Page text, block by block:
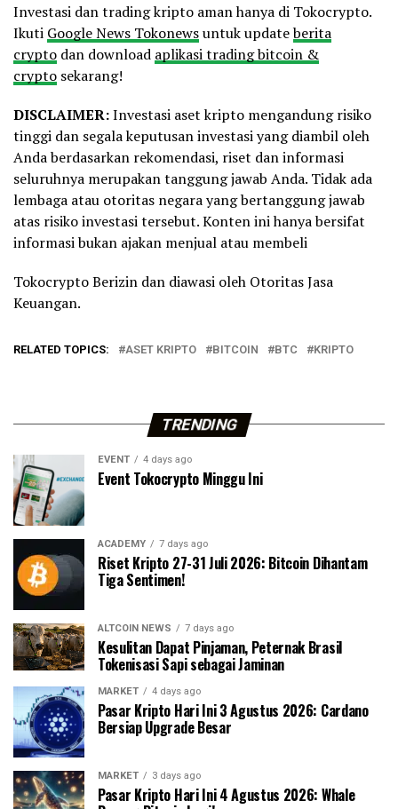
Investasi dan trading kripto aman hanya di Tokocrypto.
Ikuti Google News Tokonewsuntuk updateberita
crypto dan download aplikasi trading bitcoin &
crypto sekarang!
DISCLAIMER:Investasi aset kripto mengandung risiko
tinggi dan segala keputusan investasi yang diambil oleh
Anda berdasarkan rekomendasi, riset dan informasi
seluruhnya merupakan tanggung jawab Anda. Tidak ada
lembaga atau otoritas negara yang bertanggung jawab
atas risiko investasi tersebut. Konten ini hanya bersifat
informasi bukan ajakan menjual atau membeli
Tokocrypto Berizin dan diawasi oleh Otoritas Jasa
Keuangan.
RELATED TOPICS: ASET KRIPTO BITCOIN BTC KRIPTO
TRENDING
EVENT 4 days ago
Event Tokocrypto Minggu Ini
ACADEMY 7 days ago
Riset Kripto 27-31 Juli 2026: Bitcoin Dihantam
Tiga Sentimen!
ALTCOIN NEWS 7 days ago
Kesulitan Dapat Pinjaman, Peternak Brasil
Tokenisasi Sapi sebagai Jaminan
MARKET 4 days ago
Pasar Kripto Hari Ini 3 Agustus 2026: Cardano
Bersiap Upgrade Besar
MARKET 3 days ago
Pasar Kripto Hari Ini 4 Agustus 2026: Whale